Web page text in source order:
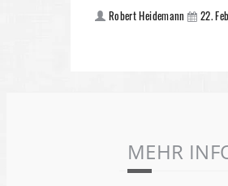
Robert Heidemann 22.
MEHR